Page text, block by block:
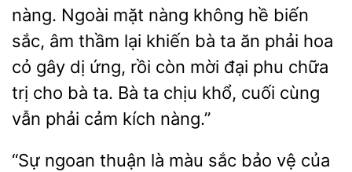
nàng. Ngoài mặt
hề biến
sắc, âm thầm lại khiến bà ta ăn phải hoa
cỏ gây dị ứng, rồi còn mời đại phu chữa
trị cho bà ta.
ta chịu khổ, cuối cùng
vẫn phải cảm kích nàng.”
“Sự ngoan thuận là màu
bảo vệ của